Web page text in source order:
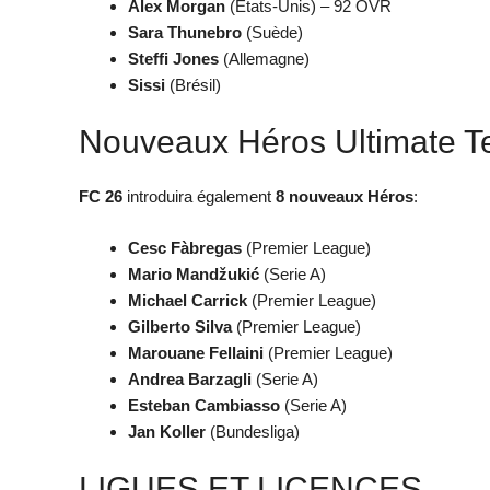
Alex Morgan (États-Unis) – 92 OVR
Sara Thunebro (Suède)
Steffi Jones (Allemagne)
Sissi (Brésil)
Nouveaux Héros Ultimate
FC 26 introduira également 8 nouveaux Héros:
Cesc Fàbregas (Premier League)
Mario Mandžukić (Serie A)
Michael Carrick (Premier League)
Gilberto Silva(Premier League)
Marouane Fellaini (Premier League)
Andrea Barzagli (Serie A)
Esteban Cambiasso (Serie A)
Jan Koller (Bundesliga)